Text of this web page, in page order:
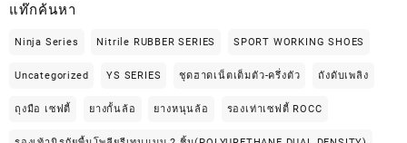
แท๊กค้นหา
Ninja Series Nitrile RUBBER SERIES SPORT WORKING SHOES
Uncategorized YS SERIES ชุดฮาดเน็ตเต็มตัว-ครึ่งตัว ถังดับเพลิง
ถุงมือ เซฟตี้ ยางกั้นล้อ ยางหนุนล้อ รองเท่าเซฟตี้ ROCC